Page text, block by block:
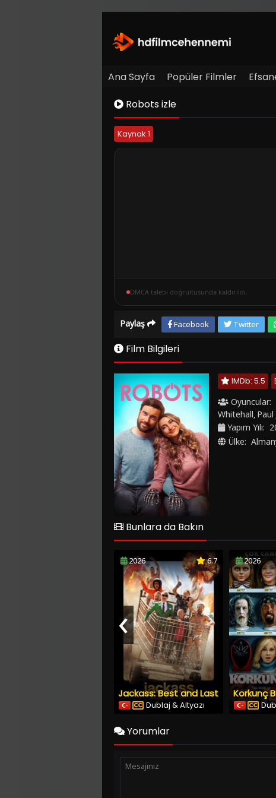
Ana Sayfa Popüler Filmler
Robots izle
Kaynak 1
DMCA talebi doğrultusunda kaldırıldı.
Paylaş Facebook Twitter
Film Bilgileri
IMDb: 5.5
Oyuncular:
Whitehall, Paul
Yapım Yılı:
Ülke:
Bunlara da Bakın
2026 6.7
Jackass: Best and Last
Dublaj & Altyazı
2026
Korkunç
‹
Yorumlar